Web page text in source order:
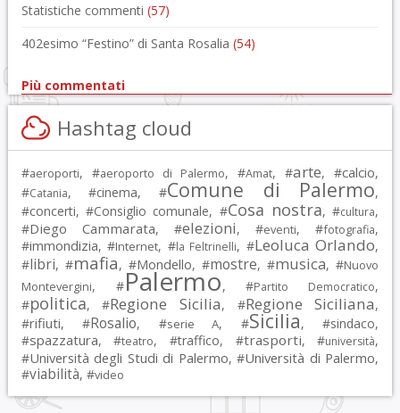
Statistiche commenti (57)
402esimo “Festino” di Santa Rosalia (54)
Più commentati
Hashtag cloud
#aeroporti, #aeroporto di Palermo, #Amat, #arte, #calcio,
#Catania, #cinema, #Comune di Palermo,
#concerti, #Consiglio comunale, #Cosa nostra, #cultura,
#Diego Cammarata, #elezioni, #eventi, #fotografia,
#immondizia, #Internet, #la Feltrinelli, #Leoluca Orlando,
#libri, #mafia, #Mondello, #mostre, #musica, #Nuovo
Montevergini, #Palermo, #Partito Democratico,
#politica, #Regione Sicilia, #Regione Siciliana,
#rifiuti, #Rosalio, #serie A, #Sicilia, #sindaco,
#spazzatura, #teatro, #traffico, #trasporti, #università,
#Università degli Studi di Palermo, #Università di Palermo,
#viabilità, #video